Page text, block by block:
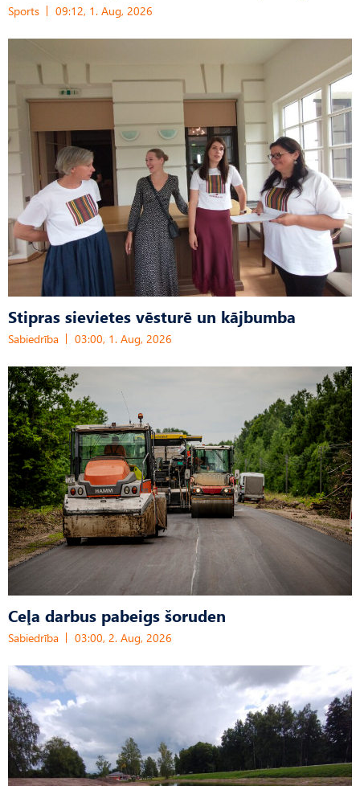
Sports 09:12, 1. Aug, 2026
Stipras sievietes vēsturē un kājbumba
Sabiedrība 03:00, 1. Aug, 2026
Ceļa darbus pabeigs šoruden
Sabiedrība 03:00, 2. Aug, 2026